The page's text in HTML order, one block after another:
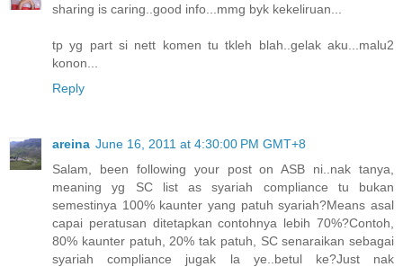
sharing is caring..good info...mmg byk kekeliruan...
tp yg part si nett komen tu tkleh blah..gelak aku...malu2
konon...
Reply
areina June 16, 2011 at 4:30:00 PM GMT+8
Salam, been following your post on ASB ni..nak tanya,
meaning yg SC list as syariah compliance tu bukan
semestinya 100% kaunter yang patuh syariah?Means asal
capai peratusan ditetapkan contohnya lebih 70%?Contoh,
80% kaunter patuh, 20% tak patuh, SC senaraikan sebagai
syariah compliance jugak la ye..betul ke?Just nak